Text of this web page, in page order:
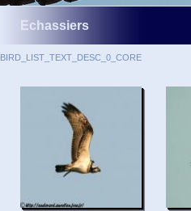
Echassiers
BIRD_LIST_TEXT_DESC_0_CORE